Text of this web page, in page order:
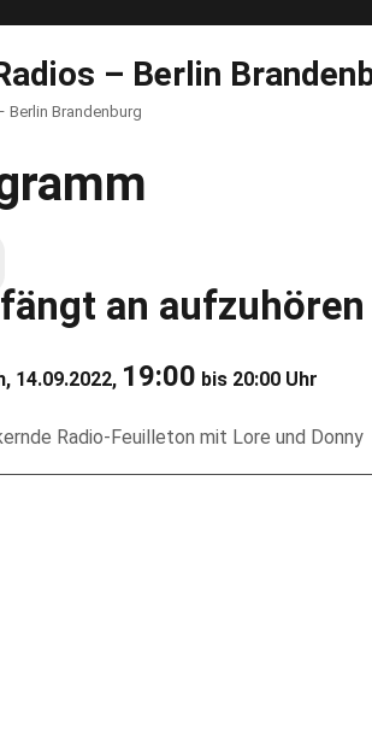
– Berlin
Berlin Brandenburg
an aufzuhören
14.09.2022, 19:00 bis 20:00 Uhr
Radio-Feuilleton mit Lore und Donny